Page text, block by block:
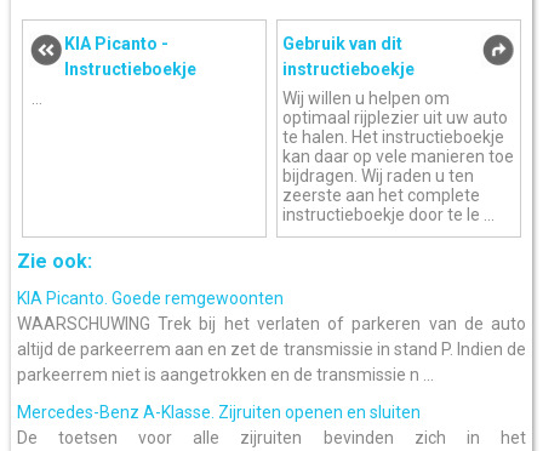
KIA Picanto -
Instructieboekje
...
Gebruik van dit
instructieboekje
Wij willen u helpen om
optimaal rijplezier uit uw auto
te halen. Het instructieboekje
kan daar op vele manieren toe
bijdragen. Wij raden u ten
zeerste aan het complete
instructieboekje door te le ...
Zie ook:
KIA Picanto. Goede remgewoonten
WAARSCHUWING Trek bij het verlaten of parkeren van de auto
altijd de parkeerrem aan en zet de transmissie in stand P. Indien de
parkeerrem niet is aangetrokken en de transmissie n ...
Mercedes-Benz A-Klasse. Zijruiten openen en sluiten
De toetsen voor alle zijruiten bevinden zich in het